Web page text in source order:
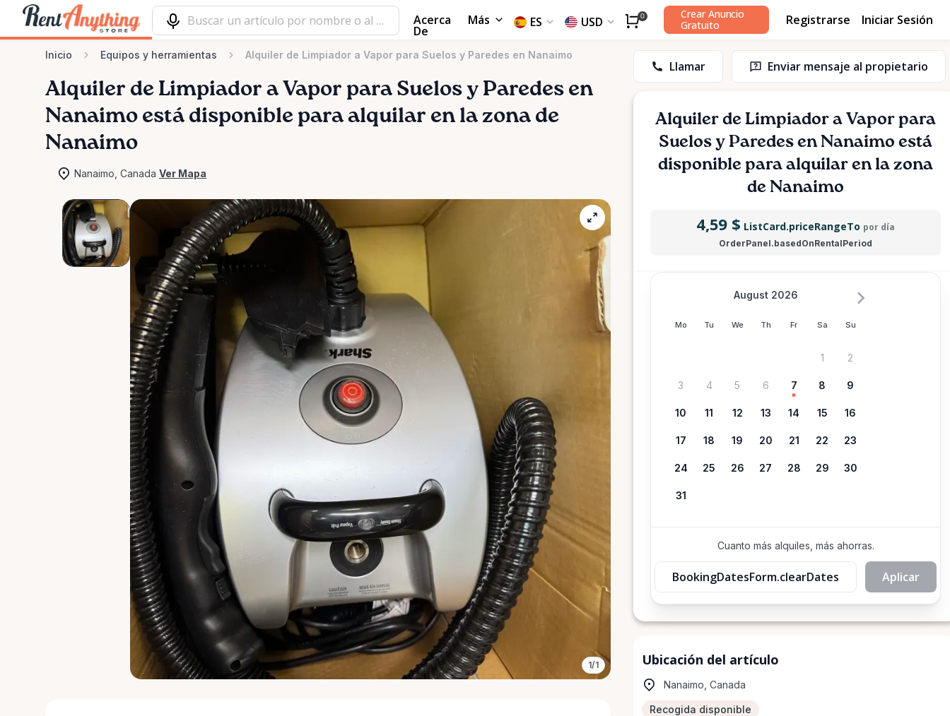
Acerca
De
Más ES USD 0
Crear Anuncio
Gratuito
Registrarse Iniciar Sesión
Inicio Equipos y herramientas Alquiler de Limpiador a Vapor para Suelos y Paredes en Nanaimo
Alquiler de Limpiador a Vapor para Suelos y Paredes en
Nanaimo está disponible para alquilar en la zona de
Nanaimo
Nanaimo, Canada Ver Mapa
1/1
Llamar Enviar mensaje al propietario
Alquiler de Limpiador a Vapor para
Suelos y Paredes en Nanaimo está
disponible para alquilar en la zona
de Nanaimo
4,59 $ ListCard.priceRangeTo por día
OrderPanel.basedOnRentalPeriod
Mo Tu We Th Fr Sa Su
August 2026
1 2
3 4 5 6 7 8 9
10 11 12 13 14 15 16
17 18 19 20 21 22 23
24 25 26 27 28 29 30
31
Cuanto más alquiles, más ahorras.
BookingDatesForm.clearDates Aplicar
Ubicación del artículo
Nanaimo, Canada
Recogida disponible